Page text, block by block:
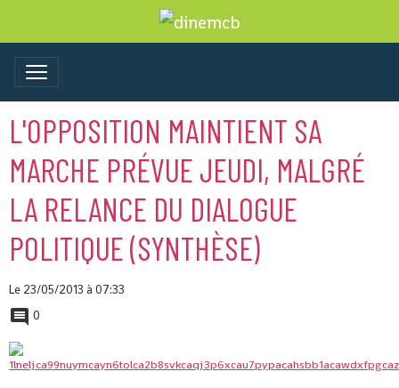
L'OPPOSITION MAINTIENT SA
MARCHE PRÉVUE JEUDI, MALGRÉ
LA RELANCE DU DIALOGUE
POLITIQUE (SYNTHÈSE)
Le 23/05/2013 à 07:33
0